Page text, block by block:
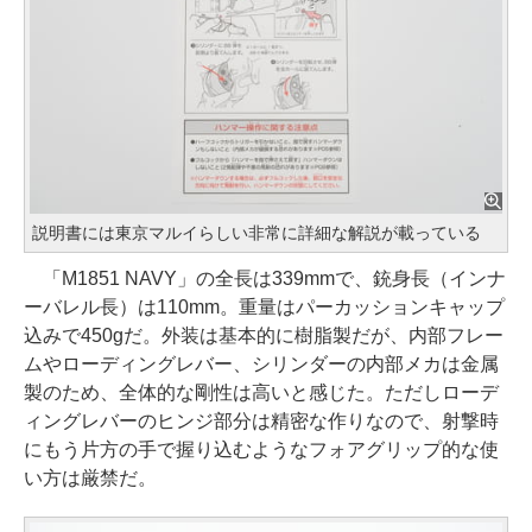
説明書には東京マルイらしい非常に詳細な解説が載っている
「M1851 NAVY」の全長は339mmで、銃身長（インナ
ーバレル長）は110mm。重量はパーカッションキャップ
込みで450gだ。外装は基本的に樹脂製だが、内部フレー
ムやローディングレバー、シリンダーの内部メカは金属
製のため、全体的な剛性は高いと感じた。ただしローデ
ィングレバーのヒンジ部分は精密な作りなので、射撃時
にもう片方の手で握り込むようなフォアグリップ的な使
い方は厳禁だ。